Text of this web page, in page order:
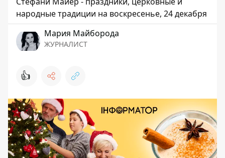
народные традиции на воскресенье, 24 декабря
Мария Майборода
ЖУРНАЛИСТ
👍